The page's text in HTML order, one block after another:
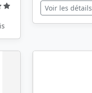
Voir les détails